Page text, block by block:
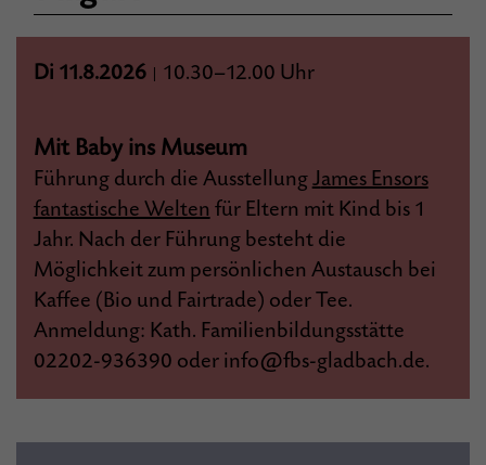
Di 11.8.2026 10.30–12.00 Uhr
Mit Baby ins Museum
Führung durch die AusstellungJames Ensors
fantastische Welten für Eltern mit Kind bis 1
Jahr. Nach der Führung besteht die
Möglichkeit zum persönlichen Austausch bei
Kaffee (Bio und Fairtrade) oder Tee.
Anmeldung: Kath. Familienbildungsstätte
02202-936390 oder info@fbs-gladbach.de.